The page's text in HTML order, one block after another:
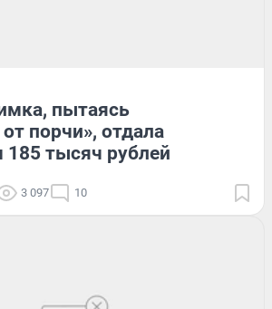
пытаясь
порчи», отдала
тысяч рублей
3 097 10